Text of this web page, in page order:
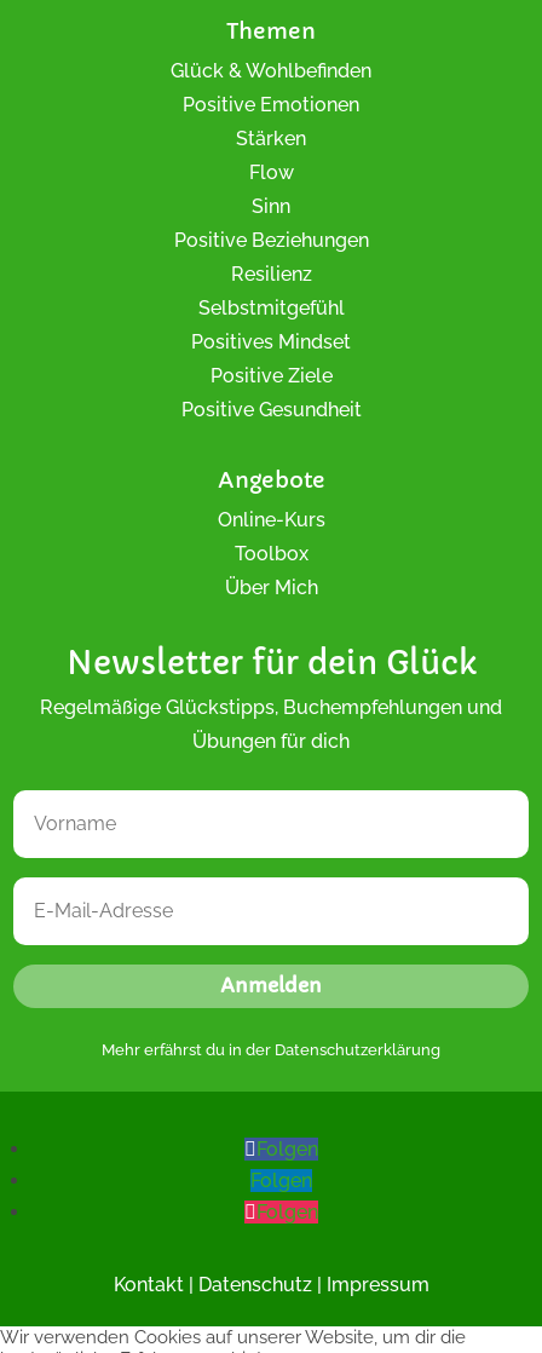
Themen
Glück & Wohlbefinden
Positive Emotionen
Stärken
Flow
Sinn
Positive Beziehungen
Resilienz
Selbstmitgefühl
Positives Mindset
Positive Ziele
Positive Gesundheit
Angebote
Online-Kurs
Toolbox
Über Mich
Newsletter für dein Glück
Regelmäßige Glückstipps, Buchempfehlungen und
Übungen für dich
Anmelden
Mehr erfährst du in der Datenschutzerklärung
Folgen
Folgen
Folgen
Kontakt| Datenschutz| Impressum
Wir verwenden Cookies auf unserer Website, um dir die